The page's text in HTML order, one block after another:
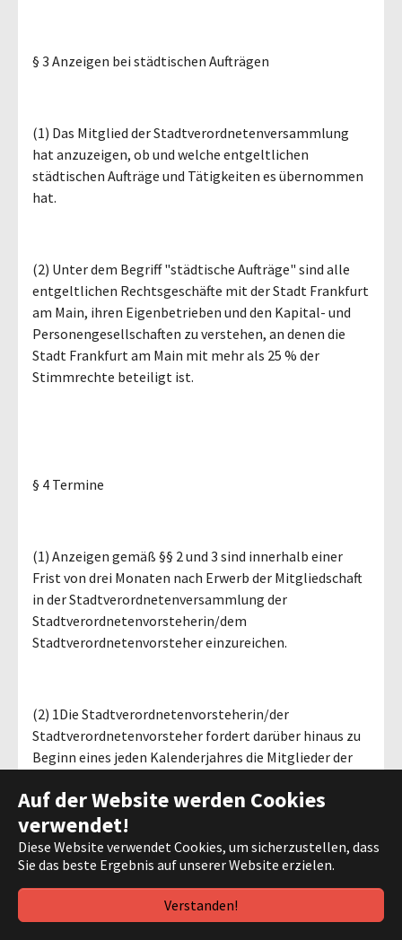
Auf der Website werden Cookies
verwendet!
Diese Website verwendet Cookies, um sicherzustellen, dass
Sie das beste Ergebnis auf unserer Website erzielen.
Verstanden!
§ 3 Anzeigen bei städtischen Aufträgen
(1) Das Mitglied der Stadtverordnetenversammlung
hat anzuzeigen, ob und welche entgeltlichen
städtischen Aufträge und Tätigkeiten es übernommen
hat.
(2) Unter dem Begriff "städtische Aufträge" sind alle
entgeltlichen Rechtsgeschäfte mit der Stadt Frankfurt
am Main, ihren Eigenbetrieben und den Kapital- und
Personengesellschaften zu verstehen, an denen die
Stadt Frankfurt am Main mit mehr als 25 % der
Stimmrechte beteiligt ist.
§ 4 Termine
(1) Anzeigen gemäß §§ 2 und 3 sind innerhalb einer
Frist von drei Monaten nach Erwerb der Mitgliedschaft
in der Stadtverordnetenversammlung der
Stadtverordnetenvorsteherin/dem
Stadtverordnetenvorsteher einzureichen.
(2) 1Die Stadtverordnetenvorsteherin/der
Stadtverordnetenvorsteher fordert darüber hinaus zu
Beginn eines jeden Kalenderjahres die Mitglieder der
Fristsetzung zu den Anzeigen nach §§ 2 und 3 auf.
2Daraufhin leitet die Stadtverordnetenvorsteherin/der
Stadtverordnetenvorsteher die Sammlung der
Anzeigen der/dem Vorsitzenden des Haupt- und
Finanzausschusses zu, die/der den Haupt- und
Finanzausschuss in nichtöffentlicher Sitzung